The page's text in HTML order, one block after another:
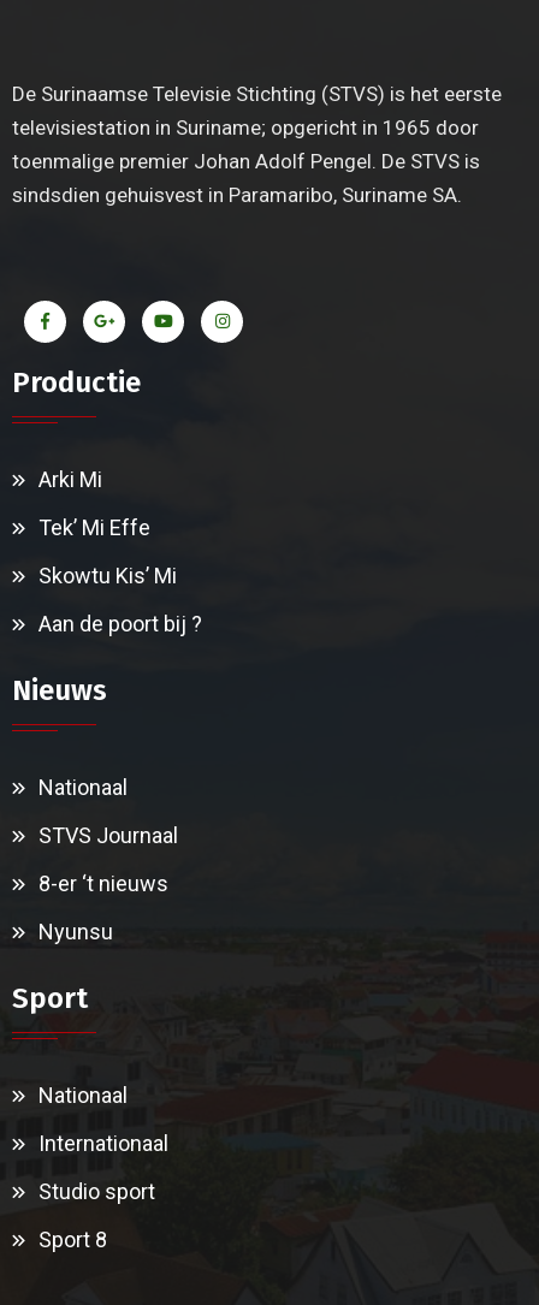
De Surinaamse Televisie Stichting (STVS) is het eerste
televisiestation in Suriname; opgericht in 1965 door
toenmalige premier Johan Adolf Pengel. De STVS is
sindsdien gehuisvest in Paramaribo, Suriname SA.
Productie
Arki Mi
Tek’ Mi Effe
Skowtu Kis’ Mi
Aan de poort bij ?
Nieuws
Nationaal
STVS Journaal
8-er ‘t nieuws
Nyunsu
Sport
Nationaal
Internationaal
Studio sport
Sport 8